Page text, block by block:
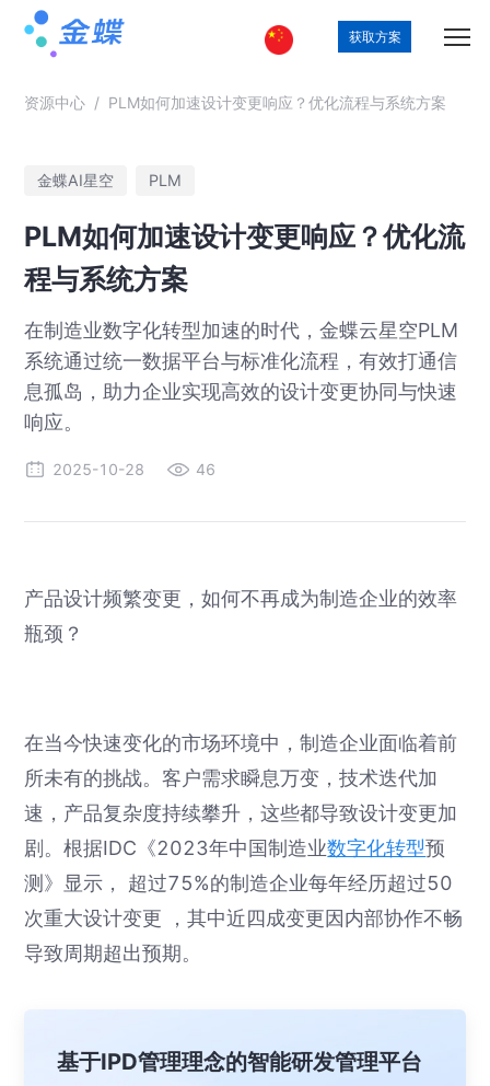
获取方案
资源中心 / PLM如何加速设计变更响应？优化流程与系统方案
金蝶AI星空 PLM
PLM如何加速设计变更响应？优化流
程与系统方案
在制造业数字化转型加速的时代，金蝶云星空PLM
系统通过统一数据平台与标准化流程，有效打通信
息孤岛，助力企业实现高效的设计变更协同与快速
响应。
2025-10-28 46
产品设计频繁变更，如何不再成为制造企业的效率
瓶颈？
在当今快速变化的市场环境中，制造企业面临着前
所未有的挑战。客户需求瞬息万变，技术迭代加
速，产品复杂度持续攀升，这些都导致设计变更加
剧。根据IDC《2023年中国制造业数字化转型预
测》显示， 超过75%的制造企业每年经历超过50
次重大设计变更 ，其中近四成变更因内部协作不畅
导致周期超出预期。
基于IPD管理理念的智能研发管理平台